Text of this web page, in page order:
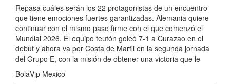
Repasa cuáles serán los 22 protagonistas de un encuentro
que tiene emociones fuertes garantizadas. Alemania quiere
continuar con el mismo paso firme con el que comenzó el
Mundial 2026. El equipo teutón goleó 7-1 a Curazao en el
debut y ahora va por Costa de Marfil en la segunda jornada
del Grupo E, con la misión de obtener una victoria que le
BolaVip Mexico